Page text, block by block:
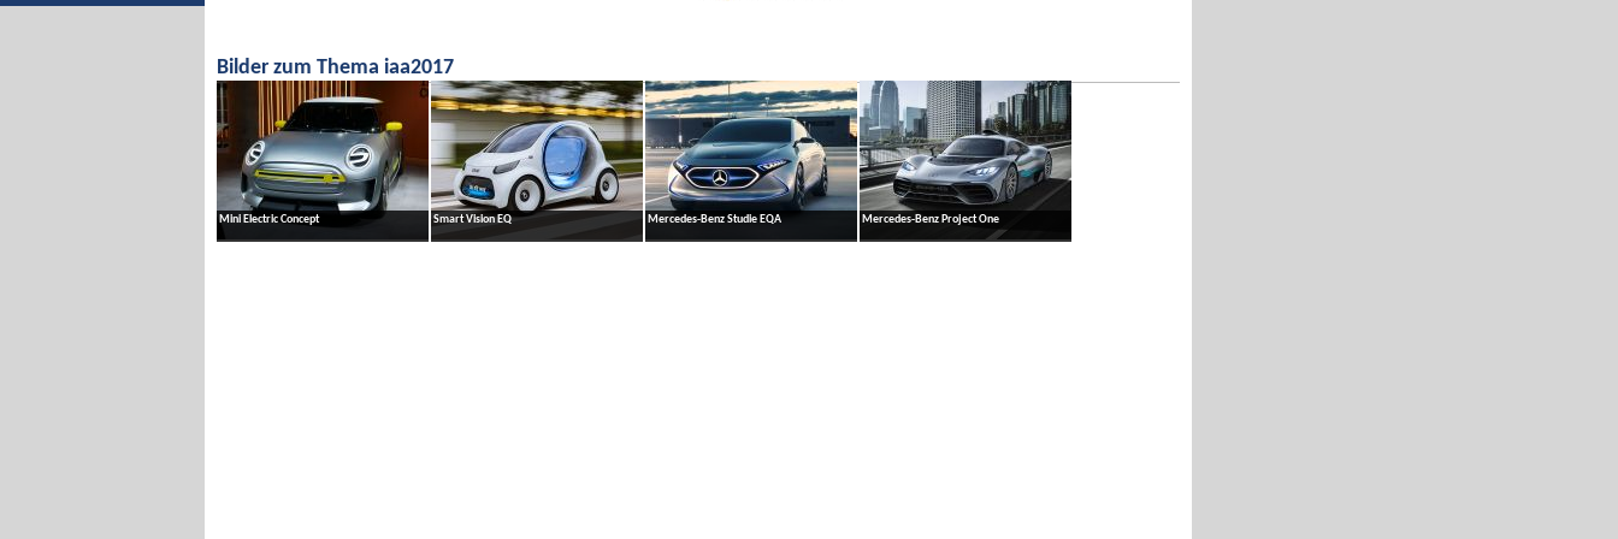
Bilder zum Thema iaa2017
Mini Electric Concept Smart Vision EQ Mercedes-Benz Studie EQA Mercedes-Benz Project One